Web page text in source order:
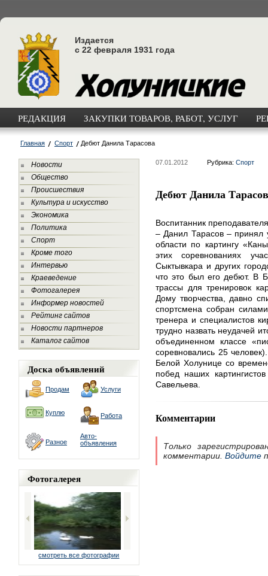
Издается
с 22 февраля 1931 года
РЕДАКЦИЯ ЗАКУПКИ ТОВАРОВ, РАБОТ, УСЛУГ
Главная Спорт Дебют Данила Тарасова
Новости
Общество
Происшествия
Культура и искусство
Экономика
Политика
Спорт
Кроме того
Интервью
Краеведение
Фотогалерея
Информер новостей
Рейтинг сайтов
Новости партнеров
Каталог сайтов
Доска объявлений
Продам Услуги
Куплю Работа
Разное
Авто-
объявления
Фотогалерея
смотреть все фотографии
07.01.2012 Рубрика: Спорт
Дебют Данила
Воспитанник
– Данил Тарасов – принял
области по картингу
этих соревнованиях
Сыктывкара и других
что это был его дебют. В
трассы для тренировок
Дому творчества, давно
спортсмена собран
тренера и специалистов
трудно назвать неудачей
объединенном классе
соревновались 25
Белой Холунице со
побед наших
Савельева.
Комментарии
Только
комментарии. Войдите